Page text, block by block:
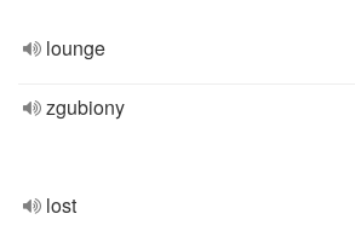
lounge
zgubiony
lost